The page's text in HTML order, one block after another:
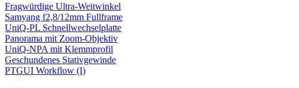
Fragwürdige Ultra-Weitwinkel
Samyang f2,8/12mm Fullframe
UniQ-PL Schnellwechselplatte
Panorama mit Zoom-Objektiv
UniQ-NPA mit Klemmprofil
Geschundenes Stativgewinde
PTGUI Workflow (I)